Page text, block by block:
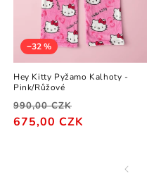
−32 %
Hey Kitty Pyžamo Kalhoty -
Pink/Růžové
Běžná
990,00 CZK
Výprodejová
675,00 CZK